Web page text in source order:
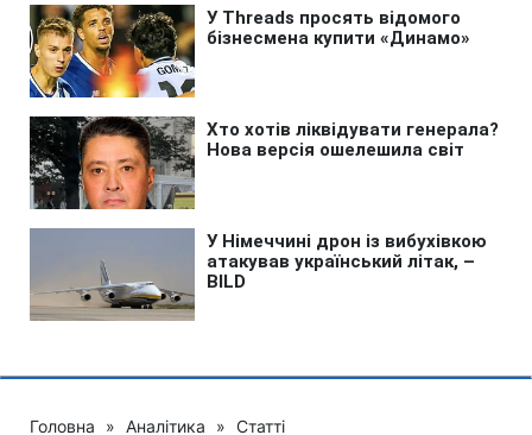
Головна » Аналітика » Статті